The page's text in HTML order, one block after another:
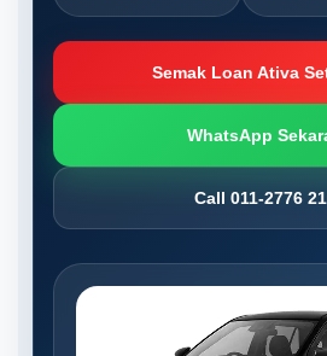
Semak Loan Ativa
WhatsApp
Call 011-2776